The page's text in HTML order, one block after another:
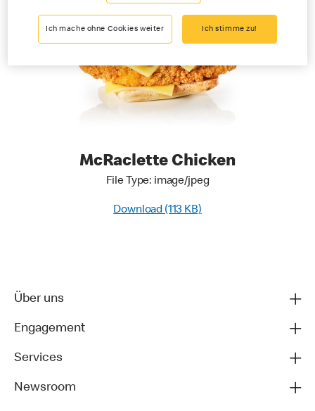
McRaclette Chicken
File Type: image/jpeg
Download (113 KB)
Über uns
Engagement
Services
Newsroom
Ich mache ohne Cookies weiter Ich stimme zu!